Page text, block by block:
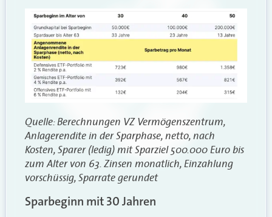
Quelle: Berechnungen VZ Vermögenszentrum,
Anlagerendite in der Sparphase, netto, nach
Kosten, Sparer (ledig) mit Sparziel 500.000 Euro bis
zum Alter von 63. Zinsen monatlich, Einzahlung
vorschüssig, Sparrate gerundet
Sparbeginn mit 30 Jahren